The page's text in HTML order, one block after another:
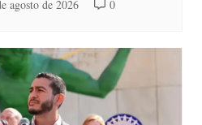
agosto de 2026 0